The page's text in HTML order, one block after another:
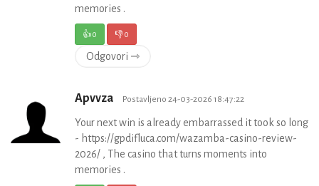
memories .
👍0 👎0
Odgovori ⇾
Apvvza Postavljeno 24-03-2026 18:47:22
Your next win is already embarrassed it took so long
- https://gpdifluca.com/wazamba-casino-review-
2026/ , The casino that turns moments into
memories .